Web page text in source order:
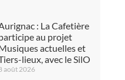
: La Cafetière
au projet
actuelles et
lieux, avec le SilO
août 2026